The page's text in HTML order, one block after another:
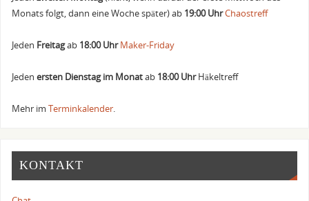
Monats folgt, dann eine Woche später) ab 19:00 UhrChaostreff
Jeden Freitagab 18:00 Uhr Maker-Friday
Jedenersten Dienstag im Monatab 18:00 UhrHäkeltreff
Mehr imTerminkalender.
KONTAKT